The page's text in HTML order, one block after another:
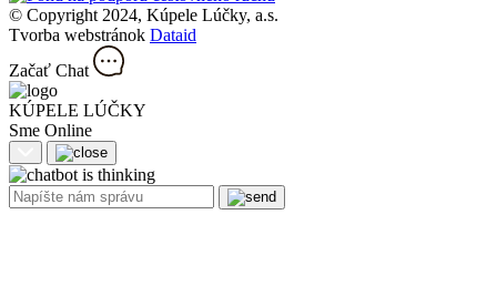
© Copyright 2024, Kúpele Lúčky, a.s.
Tvorba webstránok Dataid
Začať Chat
KÚPELE LÚČKY
Sme Online